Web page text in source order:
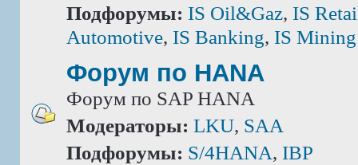
Подфорумы: IS Oil&Gaz, IS
Automotive, IS Banking, IS Mining
Форум по HANA
Форум по SAP HANA
Модераторы: LKU, SAA
Подфорумы: S/4HANA, IBP